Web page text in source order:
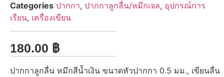
Categories ปากกา, ปากกาลูกลื่น/หมึกเจล, อุปกรณ์การ
เรียน, เครื่องเขียน
180.00 ฿
ปากกาลูกลื่น หมึกสีน้ำเงิน ขนาดหัวปากกา 0.5 มม., เขียนลื่น